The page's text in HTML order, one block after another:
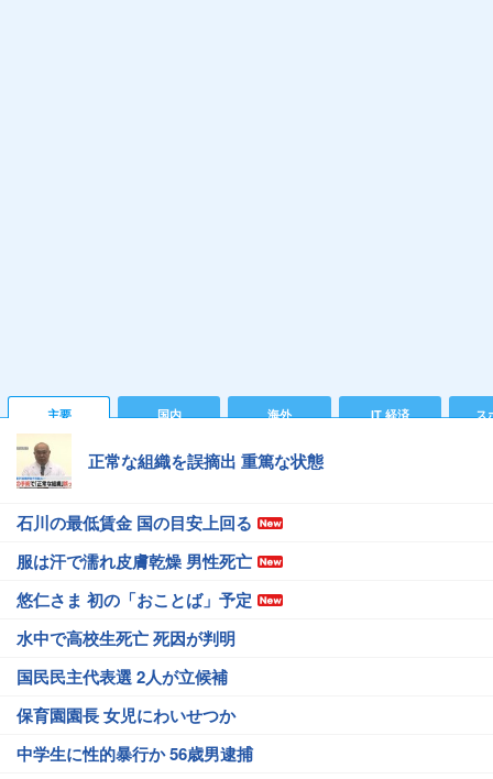
主要 国内 海外 IT 経済 ス
正常な組織を誤摘出 重篤な状態
石川の最低賃金 国の目安上回る
服は汗で濡れ皮膚乾燥 男性死亡
悠仁さま 初の「おことば」予定
水中で高校生死亡 死因が判明
国民民主代表選 2人が立候補
保育園園長 女児にわいせつか
中学生に性的暴行か 56歳男逮捕